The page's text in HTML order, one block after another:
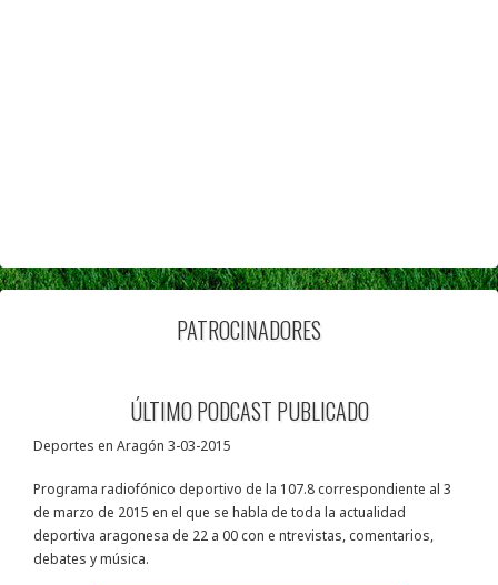
PATROCINADORES
ÚLTIMO PODCAST PUBLICADO
Deportes en Aragón 3-03-2015
Programa radiofónico deportivo de la 107.8 correspondiente al 3
de marzo de 2015 en el que se habla de toda la actualidad
deportiva aragonesa de 22 a 00 con e ntrevistas, comentarios,
debates y música.